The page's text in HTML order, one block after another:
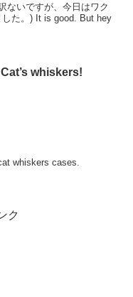
ないですが、今日はワク
た。) It is good. But hey
whiskers!
whiskers cases.
ク